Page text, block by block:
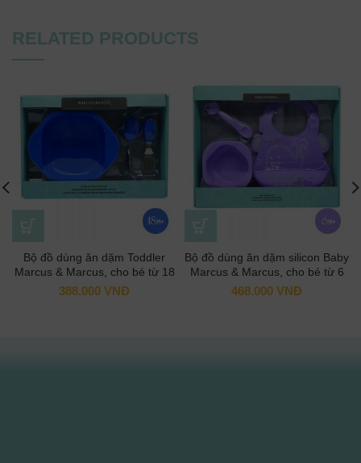
RELATED PRODUCTS
Bộ đồ dùng ăn dặm Toddler
Marcus & Marcus, cho bé từ 18
tháng – Lucas
388.000 VNĐ
Bộ đồ dùng ăn dặm silicon Baby
Marcus & Marcus, cho bé từ 6
tháng – Willo
468.000 VNĐ